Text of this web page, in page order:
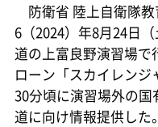
防衛省 陸上自衛隊
6（2024）年8月24日
道の上富良野演習場で
ローン「スカイレン
30分頃に演習場外の
道に向け情報提供した。